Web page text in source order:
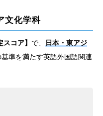
文化学科
コア】 で、
日本・東アジ
準を満たす英語外国語関連